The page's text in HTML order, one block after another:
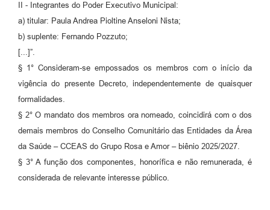
Jornal
SIC
II - Integrantes do Poder Executivo Municipal:
a) titular: Paula Andrea Pioltine Anseloni Nista;
b) suplente: Fernando Pozzuto;
[...]”.
§ 1° Consideram-se empossados os membros com o início da
vigência do presente Decreto, independentemente de quaisquer
formalidades.
§ 2° O mandato dos membros ora nomeado, coincidirá com o dos
demais membros do Conselho Comunitário das Entidades da Área
da Saúde – CCEAS do Grupo Rosa e Amor – biênio 2025/2027.
§ 3° A função dos componentes, honorífica e não remunerada, é
considerada de relevante interesse público.